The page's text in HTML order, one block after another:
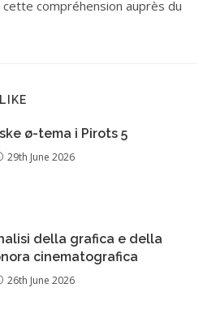
compréhension auprès du
ø-tema i Pirots 5
29th June 2026
della grafica e della
cinematografica
26th June 2026